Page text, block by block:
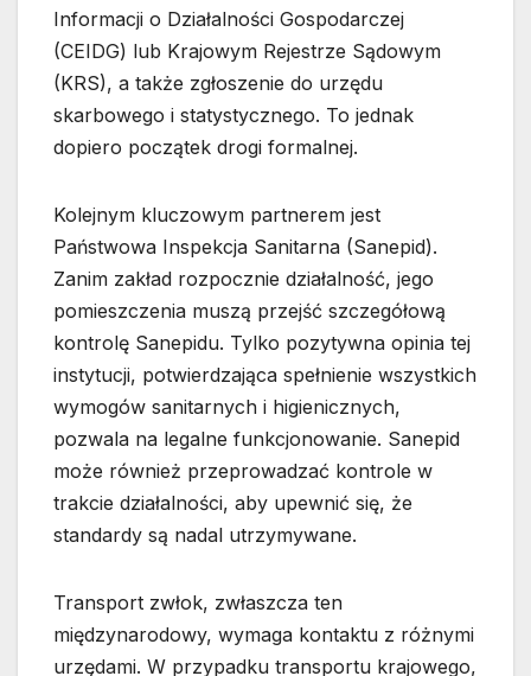
Informacji o Działalności Gospodarczej
(CEIDG) lub Krajowym Rejestrze Sądowym
(KRS), a także zgłoszenie do urzędu
skarbowego i statystycznego. To jednak
dopiero początek drogi formalnej.
Kolejnym kluczowym partnerem jest
Państwowa Inspekcja Sanitarna (Sanepid).
Zanim zakład rozpocznie działalność, jego
pomieszczenia muszą przejść szczegółową
kontrolę Sanepidu. Tylko pozytywna opinia tej
instytucji, potwierdzająca spełnienie wszystkich
wymogów sanitarnych i higienicznych,
pozwala na legalne funkcjonowanie. Sanepid
może również przeprowadzać kontrole w
trakcie działalności, aby upewnić się, że
standardy są nadal utrzymywane.
Transport zwłok, zwłaszcza ten
międzynarodowy, wymaga kontaktu z różnymi
urzędami. W przypadku transportu krajowego,